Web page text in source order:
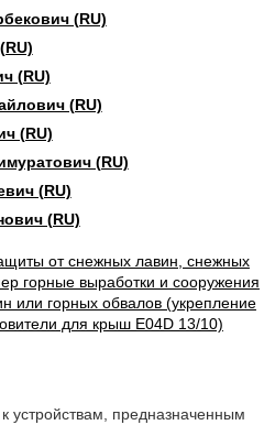
(RU)
(RU)
(RU)
(RU)
(RU)
(RU)
(RU)
от снежных лавин, снежных
горные выработки и сооружения
или горных обвалов (укрепление
для крыш E04D 13/10)
устройствам, предназначенным